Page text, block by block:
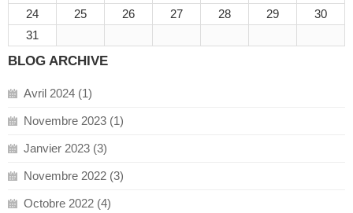
24
25 26 27 28 29
30
31
BLOG ARCHIVE
Avril 2024 (1)
Novembre 2023 (1)
Janvier 2023 (3)
Novembre 2022 (3)
Octobre 2022 (4)